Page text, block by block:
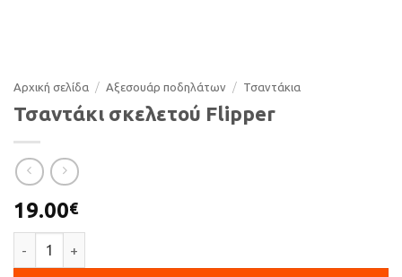
Αρχική σελίδα / Αξεσουάρ ποδηλάτων / Τσαντάκια
Τσαντάκι σκελετού Flipper
19.00€